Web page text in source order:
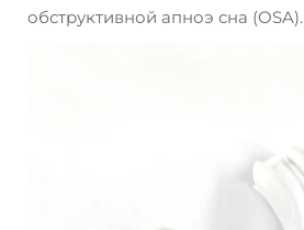
обструктивной апноэ сна (OSA).